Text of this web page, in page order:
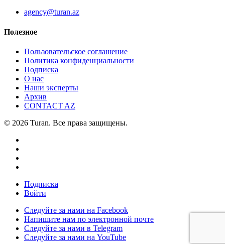
agency@turan.az
Полезное
Пользовательское соглашение
Политика конфиденциальности
Подписка
О нас
Наши эксперты
Архив
CONTACT AZ
© 2026 Turan. Все права защищены.
Подписка
Войти
Следуйте за нами на Facebook
Напишите нам по электронной почте
Следуйте за нами в Telegram
Следуйте за нами на YouTube